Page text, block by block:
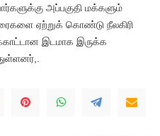
அப்பகுதி மக்களும்
ஏற்றுக் கொண்டு நீலகிரி
இடமாக இருக்க